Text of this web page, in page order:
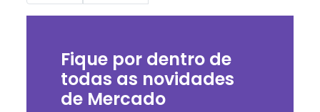
Fique por dentro de
todas as novidades
de Mercado